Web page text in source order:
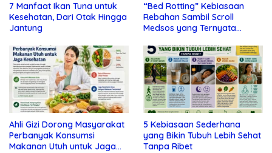
7 Manfaat Ikan Tuna untuk
Kesehatan, Dari Otak Hingga
Jantung
“Bed Rotting” Kebiasaan
Rebahan Sambil Scroll
Medsos yang Ternyata
Ahli Gizi Dorong Masyarakat
Perbanyak Konsumsi
Makanan Utuh untuk Jaga
5 Kebiasaan Sederhana
yang Bikin Tubuh Lebih Sehat
Tanpa Ribet